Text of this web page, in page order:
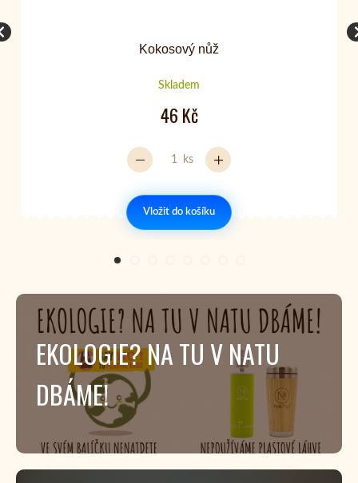
Kokosový nůž
Skladem
46 Kč
ks
Vložit do košíku
EKOLOGIE? NA TU V NATU
DBÁME!